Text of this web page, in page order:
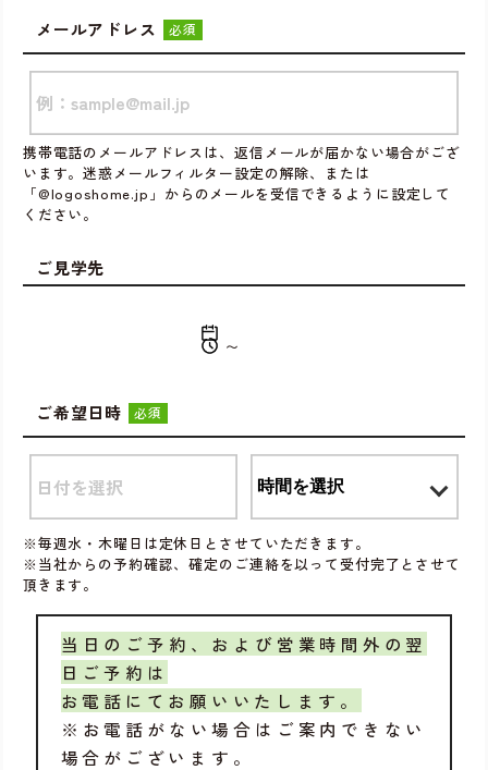
メールアドレス 必須
携帯電話のメールアドレスは、返信メールが届かない場合がござ
います。迷惑メールフィルター設定の解除、または
「@logoshome.jp」からのメールを受信できるように設定して
ください。
ご見学先
〜
ご希望日時 必須
※毎週水・木曜日は定休日とさせていただきます。
※当社からの予約確認、確定のご連絡を以って受付完了とさせて
頂きます。
当日のご予約、および営業時間外の翌
日ご予約は
お電話にてお願いいたします。
※お電話がない場合はご案内できない
場合がございます。